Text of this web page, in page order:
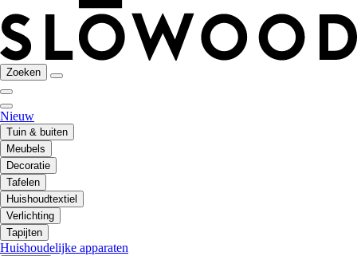
Zoeken
Nieuw
Tuin & buiten
Meubels
Decoratie
Tafelen
Huishoudtextiel
Verlichting
Tapijten
Huishoudelijke apparaten